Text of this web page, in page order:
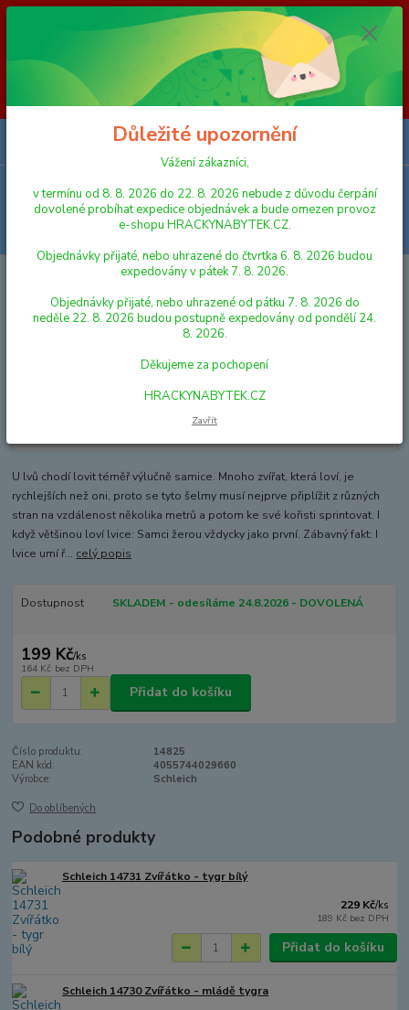
Vážení zákazníci, v termínu od 8. 8. 2026 do 23. 8. 2026 nebude z
důvodu čerpání dovolené probíhat expedice objednávek a bude omezen
provoz e-shopu HRACKYNABYTEK.CZ. Objednávky přijaté, nebo
uhrazené do čtvrtka 6. 8. 2026 budou expedovány v pátek 7. 8. 2026.
Objednávky přijaté, nebo uhrazené od pátku 7. 8. 2026 do neděle 23. 8.
2026 budou postupně expedovány od pondělí 24. 8. 2026. Děkujeme za
pochopení HRACKYNABYTEK.CZ
FIGURKY A ZVÍŘÁTKA Schleich 14825 Zvířátko - Lvice
Schleich 14825 Zvířátko - Lvice
U lvů chodí lovit téměř výlučně samice. Mnoho zvířat, která loví, je
rychlejších než oni, proto se tyto šelmy musí nejprve připlížit z různých
stran na vzdálenost několika metrů a potom ke své kořisti sprintovat. I
když většinou loví lvice: Samci žerou vždycky jako první. Zábavný fakt: I
lvice umí ř... celý popis
Dostupnost SKLADEM - odesíláme 24.8.2026 - DOVOLENÁ
199 Kč/ks
164 Kč bez DPH
Přidat do košíku
Číslo produktu:
14825
EAN kód:
4055744029660
Výrobce:
Schleich
Do oblíbených
Podobné produkty
Schleich 14731 Zvířátko - tygr bílý
229 Kč/ks
189 Kč bez DPH
Přidat do košíku
Schleich 14730 Zvířátko - mládě tygra
Důležité upozornění
Vážení zákazníci,
v termínu od 8. 8. 2026 do 22. 8. 2026 nebude z důvodu čerpání
dovolené probíhat expedice objednávek a bude omezen provoz
e-shopu HRACKYNABYTEK.CZ.
Objednávky přijaté, nebo uhrazené do čtvrtka 6. 8. 2026 budou
expedovány v pátek 7. 8. 2026.
Objednávky přijaté, nebo uhrazené od pátku 7. 8. 2026 do
neděle 22. 8. 2026 budou postupně expedovány od pondělí 24.
8. 2026.
Děkujeme za pochopení
HRACKYNABYTEK.CZ
Zavřít